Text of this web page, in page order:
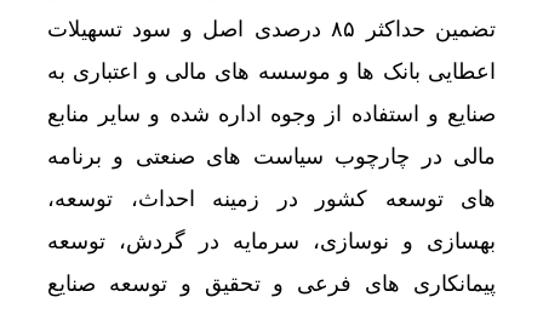
تضمین حداکثر ۸۵ درصدی اصل و سود تسهیلات
اعطایی بانک ها و موسسه های مالی و اعتباری به
صنایع و استفاده از وجوه اداره شده و سایر منابع
مالی در چارچوب سیاست های صنعتی و برنامه
های توسعه کشور در زمینه احداث، توسعه،
بهسازی و نوسازی، سرمایه در گردش، توسعه
پیمانکاری های فرعی و تحقیق و توسعه صنایع